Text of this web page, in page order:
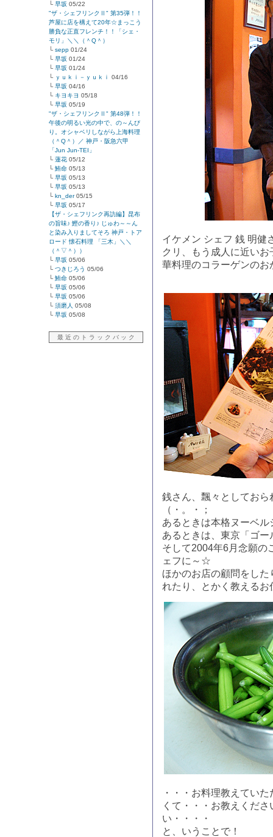
└ 早坂 05/22
"ザ・シェフリンクⅡ" 第35弾！！
芦屋に店を構えて20年☆まっこう
勝負な正直フレンチ！！「シェ・
モリ」＼＼（＾Q＾）
└ sepp 01/24
└ 早坂 01/24
└ 早坂 01/24
└ ｙｕｋｉ－ｙｕｋｉ
04/16
└ 早坂 04/16
└ キヨキヨ 05/18
└ 早坂 05/19
"ザ・シェフリンクⅡ" 第48弾！！
午後の明るい光の中で、の～んび
り。オシャベリしながら上海料理
（＾Q＾）／ 神戸・阪急六甲
「Jun Jun-TEI」
└ 蓮花 05/12
└ 鮪命 05/13
└ 早坂 05/13
└ 早坂 05/13
└ kn_der05/15
└ 早坂 05/17
【ザ・シェフリンク再訪編】昆布
の旨味♪ 鰹の香り♪ じゅわ～～ん
と染み入りましてそろ 神戸・トア
ロード 懐石料理 「三木」＼＼
（＾▽＾））
└ 早坂 05/06
└ つきじろう 05/06
└ 鮪命 05/06
└ 早坂 05/06
└ 早坂 05/06
└ 須磨人 05/08
└ 早坂 05/08
最 近 の ト ラ ッ ク バ ッ ク
イケメン シェフ 銭 明健
クリ、もう成人に近い
華料理のコラーゲン
銭さん、飄々としてお
（・。・；
あるときは本格ヌーベ
あるときは、東京「ゴ
そして2004年6月念願の
ェフに～☆
ほかのお店の顧問をし
れたり、とかく教える
・・・お料理教えてい
くて・・・お教えくだ
い・・・・
と、いうことで！